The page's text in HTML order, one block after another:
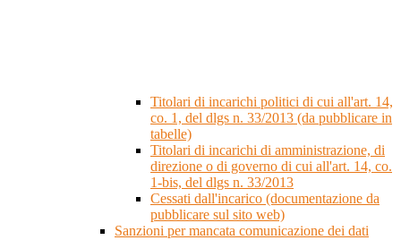
Titolari di incarichi politici di cui all'art. 14,
co. 1, del dlgs n. 33/2013 (da pubblicare in
tabelle)
Titolari di incarichi di amministrazione, di
direzione o di governo di cui all'art. 14, co.
1-bis, del dlgs n. 33/2013
Cessati dall'incarico (documentazione da
pubblicare sul sito web)
Sanzioni per mancata comunicazione dei dati